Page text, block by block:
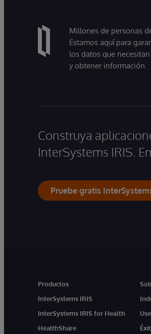
Millones de personas
Estamos aquí para
los datos que
y obtener información.
Construya
InterSystems IRIS.
Pruebe gratis
Productos
InterSystems IRIS
InterSystems IRIS for Health
HealthShare